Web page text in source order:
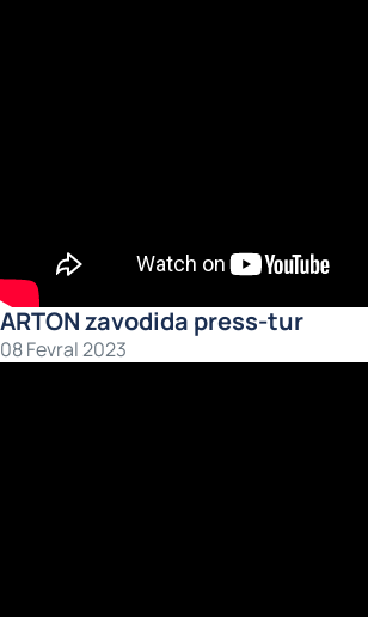
ARTON zavodida press-tur
08 Fevral 2023